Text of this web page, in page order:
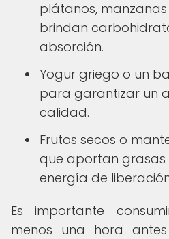
plátanos,
brindan
absorción.
Yogur griego o un
para garantizar un
calidad.
Frutos secos o
que aportan grasas
energía de
Es importante
menos una hora